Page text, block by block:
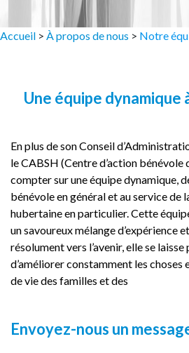
Accueil > À propos de nous > Notre
Une équipe dynamique
En plus de son Conseil
le CABSH (Centre d’action
compter sur une équipe dynamique,
bénévole en général et au service de
hubertaine en particulier. Cette
un savoureux mélange d’expérience
résolument vers l’avenir, elle se laisse
d’améliorer constamment les
de vie des familles et des
Envoyez-nous un